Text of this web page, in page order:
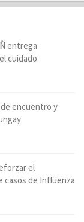
entrega
cuidado
encuentro y
el
casos de Influenza